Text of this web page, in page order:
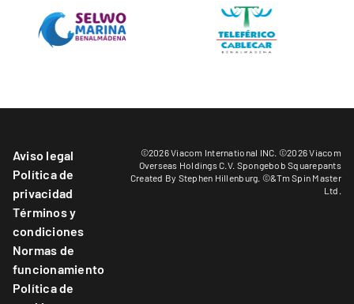
Aviso legal
Política de
privacidad
Términos y
condiciones
Normas de
funcionamiento
Política de
©2026 Viacom International INC. ©2026 Viacom
Overseas Holdings C.V. Spongebob Squarepants
Created By Stephen Hillenburg. ©&Tm Spin Master
Ltd.